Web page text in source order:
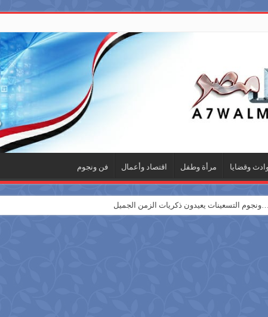
وقضايا مرأة وطفل اقتصاد وأعمال فن ونجوم
التسعينات يعيدون ذكريات الزمن الجميل